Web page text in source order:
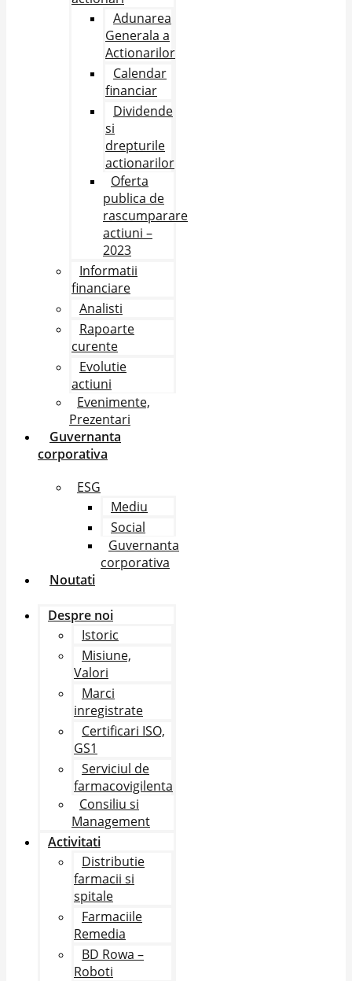
Adunarea
Generala a
Actionarilor
Calendar
financiar
Dividende
si
drepturile
actionarilor
Oferta
publica de
rascumparare
actiuni –
2023
Informatii
financiare
Analisti
Rapoarte
curente
Evolutie
actiuni
Evenimente,
Prezentari
Guvernanta
corporativa
ESG
Mediu
Social
Guvernanta
corporativa
Noutati
Despre noi
Istoric
Misiune,
Valori
Marci
inregistrate
Certificari ISO,
GS1
Serviciul de
farmacovigilenta
Consiliu si
Management
Activitati
Distributie
farmacii si
spitale
Farmaciile
Remedia
BD Rowa –
Roboti